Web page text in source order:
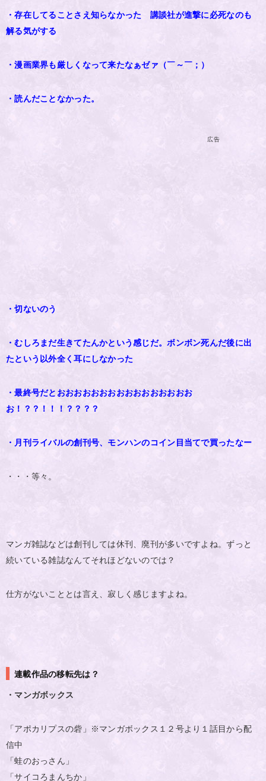
・存在してることさえ知らなかった 講談社が進撃に必死なのも
解る気がする
・漫画業界も厳しくなって来たなぁゼァ（￣～￣；）
・読んだことなかった。
広告
・切ないのう
・むしろまだ生きてたんかという感じだ。ボンボン死んだ後に出
たという以外全く耳にしなかった
・最終号だとおおおおおおおおおおおおおおおお
お！？？！！！？？？？
・月刊ライバルの創刊号、モンハンのコイン目当てで買ったなー
・・・等々。
マンガ雑誌などは創刊しては休刊、廃刊が多いですよね。ずっと
続いている雑誌なんてそれほどないのでは？
仕方がないこととは言え、寂しく感じますよね。
連載作品の移転先は？
・マンガボックス
「アポカリプスの砦」※マンガボックス１２号より１話目から配
信中
「蛙のおっさん」
「サイコろまんちか」